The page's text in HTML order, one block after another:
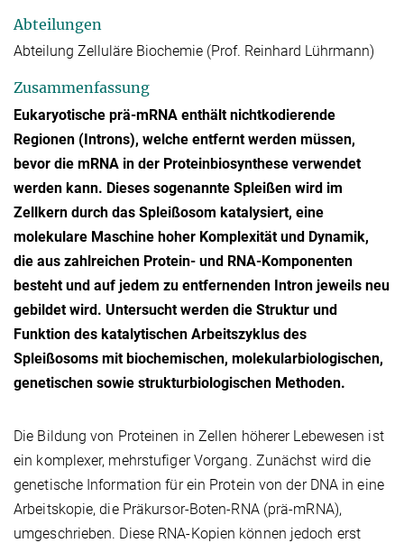
Abteilungen
Abteilung Zelluläre Biochemie (Prof. Reinhard Lührmann)
Zusammenfassung
Eukaryotische prä-mRNA enthält nichtkodierende
Regionen (Introns), welche entfernt werden müssen,
bevor die mRNA in der Proteinbiosynthese verwendet
werden kann. Dieses sogenannte Spleißen wird im
Zellkern durch das Spleißosom katalysiert, eine
molekulare Maschine hoher Komplexität und Dynamik,
die aus zahlreichen Protein- und RNA-Komponenten
besteht und auf jedem zu entfernenden Intron jeweils neu
gebildet wird. Untersucht werden die Struktur und
Funktion des katalytischen Arbeitszyklus des
Spleißosoms mit biochemischen, molekularbiologischen,
genetischen sowie strukturbiologischen Methoden.
Die Bildung von Proteinen in Zellen höherer Lebewesen ist
ein komplexer, mehrstufiger Vorgang. Zunächst wird die
genetische Information für ein Protein von der DNA in eine
Arbeitskopie, die Präkursor-Boten-RNA (prä-mRNA),
umgeschrieben. Diese RNA-Kopien können jedoch erst